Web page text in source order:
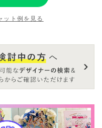
ット例を見る